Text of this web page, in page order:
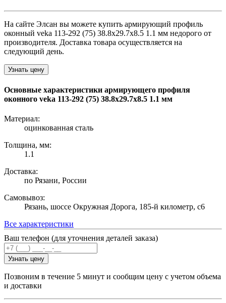
На сайте Элсан вы можете купить армирующий профиль
оконный veka 113-292 (75) 38.8х29.7х8.5 1.1 мм недорого от
производителя. Доставка товара осуществляется на
следующий день.
Узнать цену
Основные характеристики армирующего профиля
оконного veka 113-292 (75) 38.8х29.7х8.5 1.1 мм
Материал:
оцинкованная сталь
Толщина, мм:
1.1
Доставка:
по Рязани, России
Самовывоз:
Рязань, шоссе Окружная Дорога, 185-й километр, с6
Все характеристики
Ваш телефон (для уточнения деталей заказа)
Узнать цену
Позвоним в течение 5 минут и сообщим цену с учетом объема
и доставки